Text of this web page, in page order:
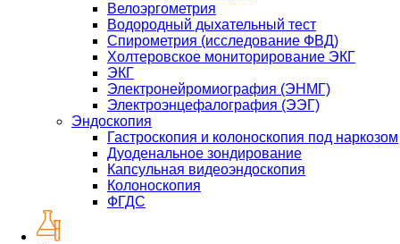
Велоэргометрия
Водородный дыхательный тест
Спирометрия (исследование ФВД)
Холтеровское мониторирование ЭКГ
ЭКГ
Электронейромиография (ЭНМГ)
Электроэнцефалография (ЭЭГ)
Эндоскопия
Гастроскопия и колоноскопия под наркозом
Дуоденальное зондирование
Капсульная видеоэндоскопия
Колоноскопия
ФГДС